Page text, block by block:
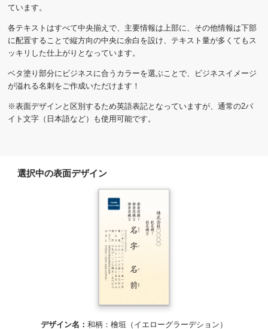
ています。
各テキストはすべて中央揃えで、主要情報は上部に、その他情報は下部
に配置することで縦方向の中央に余白を設け、テキスト量が多くてもス
ッキリした仕上がりとなっています。
ベタ塗り部分にビジネスに合うカラーを選ぶことで、ビジネスイメージ
が溢れる名刺をご作成いただけます！
※表面デザインと区別するため英語表記となっていますが、通常の2バ
イト文字（日本語など）も使用可能です。
選択中の表面デザイン
デザイン名： 和柄：檜垣（イエローグラーデション）